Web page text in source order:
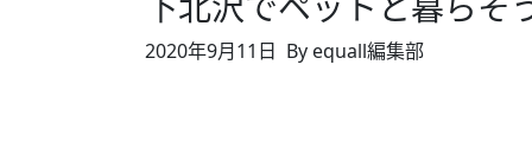
2020年9月11日 By equall編集部